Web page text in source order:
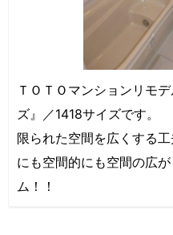
ＴＯＴＯマンションリモ
ズ』／1418サイズです。
限られた空間を広くする
にも空間的にも空間の広
ム！！